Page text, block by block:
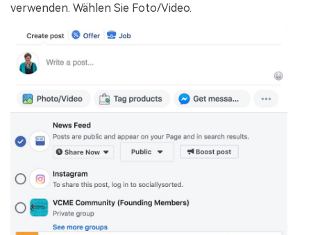
verwenden. Wählen Sie Foto/Video.